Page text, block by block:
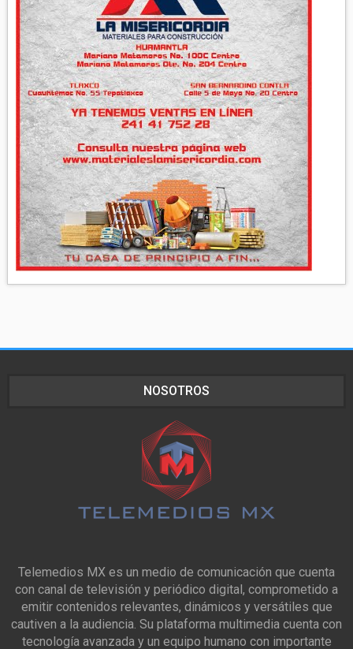
NOSOTROS
Telemedios MX es un medio de comunicación que cuenta
con canal de televisión y periódico digital, comprometido a
emitir contenidos relevantes, dinámicos y versátiles que
cautiven a la audiencia. Su plataforma multimedia cuenta con
tecnología avanzada y un equipo humano con importante